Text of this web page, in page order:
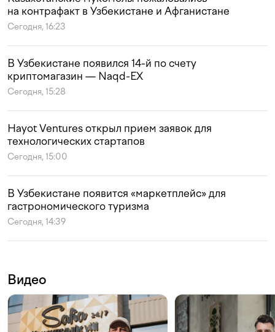
на контрафакт в Узбекистане и Афганистане
Сегодня, 16:23
В Узбекистане появился 14-й по счету
криптомагазин — Naqd-EX
Сегодня, 15:28
Hayot Ventures открыл прием заявок для
технологических стартапов
Сегодня, 15:00
В Узбекистане появится «маркетплейс» для
гастрономического туризма
Сегодня, 14:39
Видео